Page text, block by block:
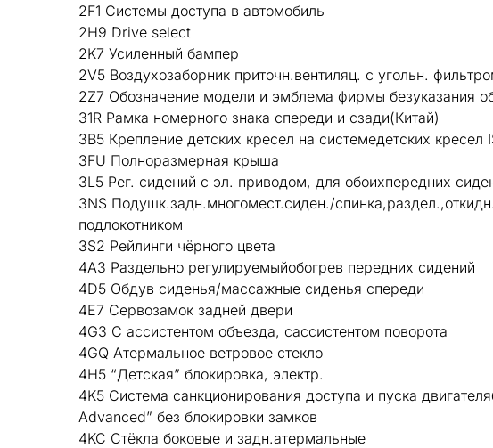
2F1 Системы доступа в автомобиль
2H9 Drive select
2K7 Усиленный бампер
2V5 Воздухозаборник приточн.вентиляц. с угольн.
2Z7 Обозначение модели и эмблема фирмы безуказания
31R Рамка номерного знака спереди и сзади(Китай)
3B5 Крепление детских кресел на системедетских кресел
3FU Полноразмерная крыша
3L5 Рег. сидений с эл. приводом, для обоихпередних
3NS Подушк.задн.многомест.сиден./
подлокотником
3S2 Рейлинги чёрного цвета
4A3 Раздельно регулируемыйобогрев передних сидений
4D5 Обдув сиденья/массажные сиденья спереди
4E7 Сервозамок задней двери
4G3 С ассистентом объезда, сассистентом поворота
4GQ Атермальное ветровое стекло
4H5 “Детская” блокировка, электр.
4K5 Система санкционирования доступа и пуска
Advanced” без блокировки замков
4KC Стёкла боковые и задн.атермальные